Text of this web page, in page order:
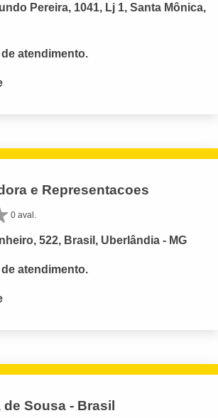
Pereira, 1041, Lj 1, Santa Mônica,
atendimento.
e Representacoes
0 aval.
522, Brasil, Uberlândia - MG
atendimento.
Sousa - Brasil